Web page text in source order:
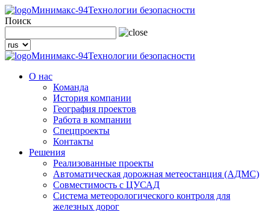
Минимакс-94Технологии безопасности
Поиск
Минимакс-94Технологии безопасности
О нас
Команда
История компании
География проектов
Работа в компании
Спецпроекты
Контакты
Решения
Реализованные проекты
Автоматическая дорожная метеостанция (АДМС)
Совместимость с ЦУСАД
Система метеорологического контроля для
железных дорог